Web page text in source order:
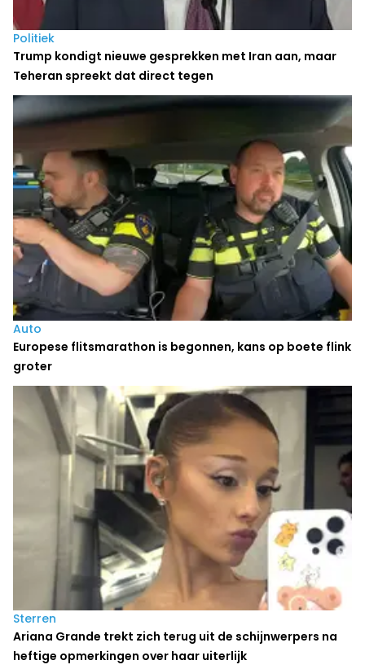
Politiek
Trump kondigt nieuwe gesprekken met Iran aan, maar
Teheran spreekt dat direct tegen
Auto
Europese flitsmarathon is begonnen, kans op boete flink
groter
Sterren
Ariana Grande trekt zich terug uit de schijnwerpers na
heftige opmerkingen over haar uiterlijk